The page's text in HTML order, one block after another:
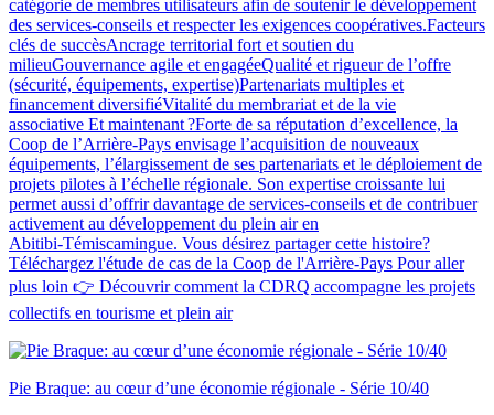
catégorie de membres utilisateurs afin de soutenir le développement
des services‑conseils et respecter les exigences coopératives.Facteurs
clés de succèsAncrage territorial fort et soutien du
milieuGouvernance agile et engagéeQualité et rigueur de l’offre
(sécurité, équipements, expertise)Partenariats multiples et
financement diversifiéVitalité du membrariat et de la vie
associative Et maintenant ?Forte de sa réputation d’excellence, la
Coop de l’Arrière-Pays envisage l’acquisition de nouveaux
équipements, l’élargissement de ses partenariats et le déploiement de
projets pilotes à l’échelle régionale. Son expertise croissante lui
permet aussi d’offrir davantage de services‑conseils et de contribuer
activement au développement du plein air en
Abitibi‑Témiscamingue. Vous désirez partager cette histoire?
Téléchargez l'étude de cas de la Coop de l'Arrière-Pays Pour aller
plus loin 👉 Découvrir comment la CDRQ accompagne les projets
collectifs en tourisme et plein air
Pie Braque: au cœur d’une économie régionale - Série 10/40